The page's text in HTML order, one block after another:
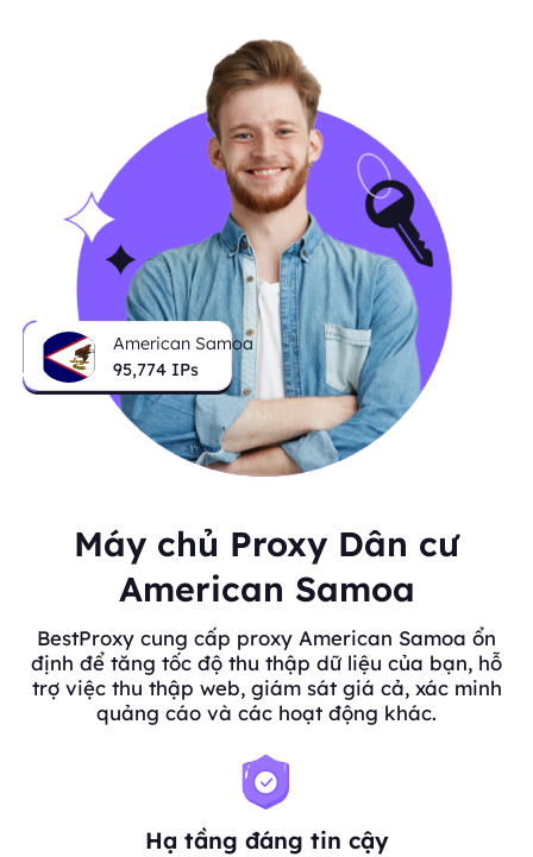
American Samoa
95,774 IPs
Máy chủ Proxy Dân cư
American Samoa
BestProxy cung cấp proxy American Samoa ổn
định để tăng tốc độ thu thập dữ liệu của bạn, hỗ
trợ việc thu thập web, giám sát giá cả, xác minh
quảng cáo và các hoạt động khác.
Hạ tầng đáng tin cậy